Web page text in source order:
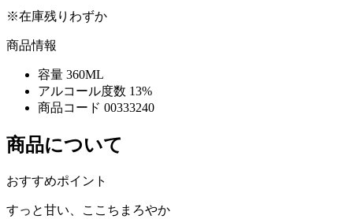
※在庫残りわずか
商品情報
容量 360ML
アルコール度数 13%
商品コード 00333240
商品について
おすすめポイント
すっと甘い、ここちまろやか